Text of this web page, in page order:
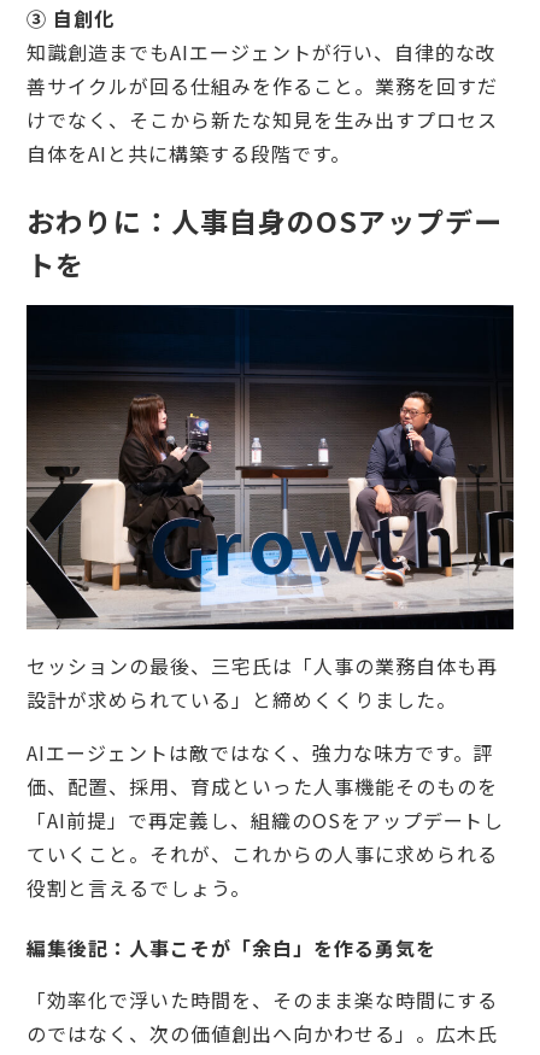
③ 自創化
知識創造までもAIエージェントが行い、自律的な改
善サイクルが回る仕組みを作ること。業務を回すだ
けでなく、そこから新たな知見を生み出すプロセス
自体をAIと共に構築する段階です。
おわりに：人事自身のOSアップデー
トを
セッションの最後、三宅氏は「人事の業務自体も再
設計が求められている」と締めくくりました。
AIエージェントは敵ではなく、強力な味方です。評
価、配置、採用、育成といった人事機能そのものを
「AI前提」で再定義し、組織のOSをアップデートし
ていくこと。それが、これからの人事に求められる
役割と言えるでしょう。
編集後記：人事こそが「余白」を作る勇気を
「効率化で浮いた時間を、そのまま楽な時間にする
のではなく、次の価値創出へ向かわせる」。広木氏